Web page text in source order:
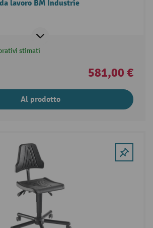
lavoro BM Industrie
stimati
581,00 €
Al prodotto